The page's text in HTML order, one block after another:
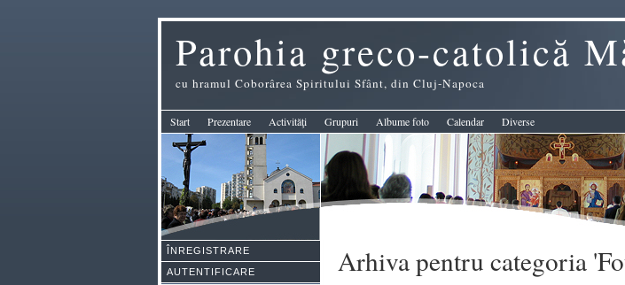
Parohia greco-catolică
cu hramul Coborârea Spiritului Sfânt, din Cluj-Napoca
Start Prezentare Activităţi Grupuri Albume foto Calendar Diverse
ÎNREGISTRARE
AUTENTIFICARE
Arhiva pentru categoria